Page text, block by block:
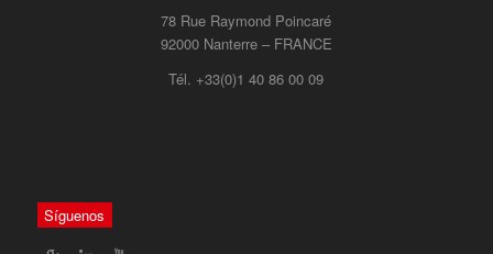
78 Rue Raymond Poincaré
92000 Nanterre – FRANCE
Tél. +33(0)1 40 86 00 09
Síguenos